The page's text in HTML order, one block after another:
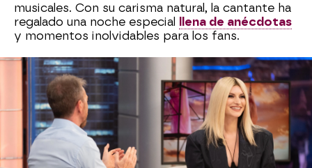
musicales. Con su carisma natural, la cantante ha
regalado una noche especial
llena de anécdotas
y momentos inolvidables para los fans.
En este momento, Pablo Motos le ha
preguntado por la manera que tiene ella de
afrontar una gira tan frenética como en la que
está involucrada ahora mismo. Ella, lejos de
quejarse, ha asegurado que se siente "muy
afortunada".